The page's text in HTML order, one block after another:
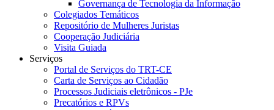
Governança de Tecnologia da Informação
Colegiados Temáticos
Repositório de Mulheres Juristas
Cooperação Judiciária
Visita Guiada
Serviços
Portal de Serviços do TRT-CE
Carta de Serviços ao Cidadão
Processos Judiciais eletrônicos - PJe
Precatórios e RPVs